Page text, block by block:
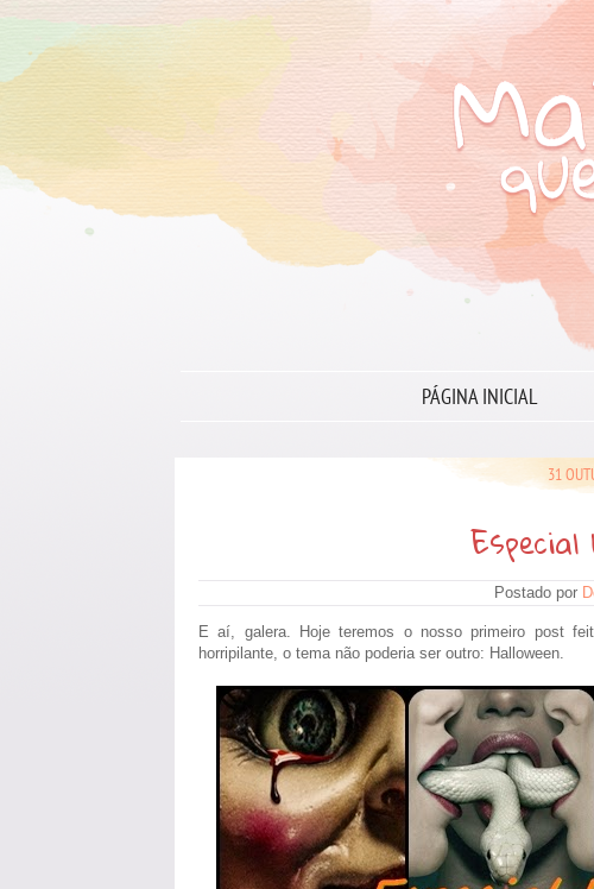
PÁGINA INICIAL
31
Especial
Postado por
E aí, galera. Hoje teremos o nosso primeiro post
horripilante, o tema não poderia ser outro: Halloween.